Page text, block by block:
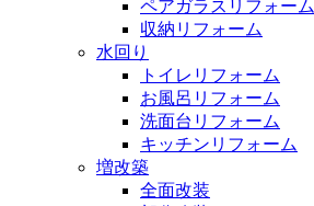
ペアガラスリフォーム
収納リフォーム
水回り
トイレリフォーム
お風呂リフォーム
洗面台リフォーム
キッチンリフォーム
増改築
全面改装